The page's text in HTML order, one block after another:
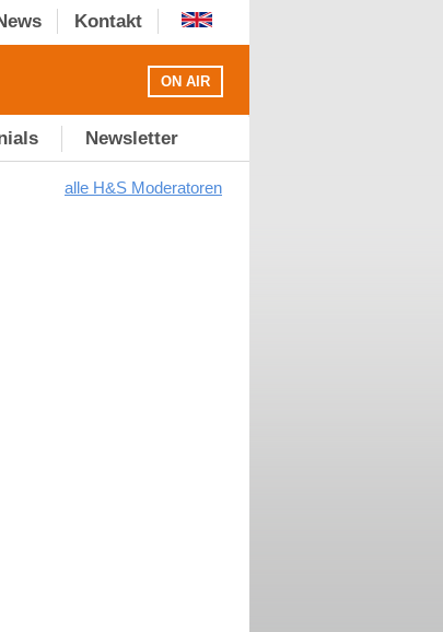
Kontakt
ON AIR
Newsletter
alle H&S Moderatoren